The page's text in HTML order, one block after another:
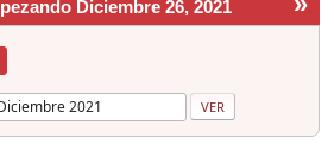
Diciembre 26, 2021